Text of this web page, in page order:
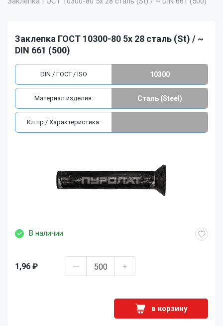
Заклепка ГОСТ 10300-80 5x 28 сталь (St) / ~
DIN 661 (500)
В наличии
1,96 ₽
в корзину
DIN / ГОСТ / ISO 10300
Материал изделия: Сталь (Steel)
Кл.пр./ Характеристика: